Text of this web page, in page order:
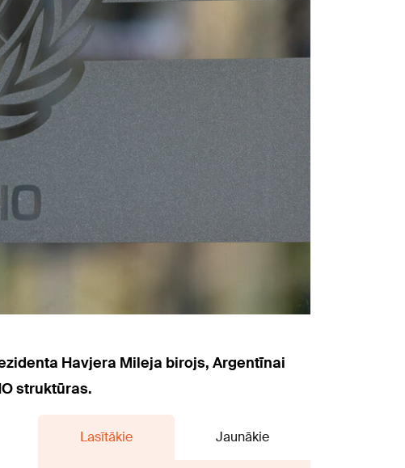
Havjera Mileja birojs, Argentīnai
struktūras.
Lasītākie Jaunākie